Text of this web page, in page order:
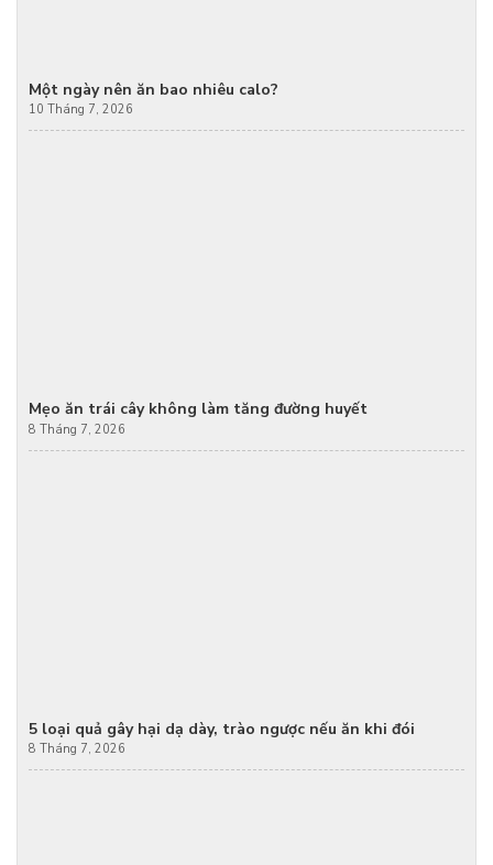
Một ngày nên ăn bao nhiêu calo?
10 Tháng 7, 2026
Mẹo ăn trái cây không làm tăng đường huyết
8 Tháng 7, 2026
5 loại quả gây hại dạ dày, trào ngược nếu ăn khi đói
8 Tháng 7, 2026